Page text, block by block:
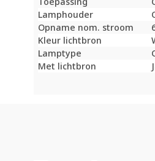
Lamphouder
Opname nom. stroom
Kleur lichtbron
Lamptype
Met lichtbron